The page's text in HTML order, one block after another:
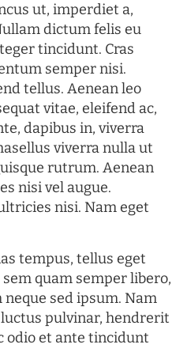
ut, imperdiet a,
dictum felis eu
tincidunt. Cras
semper nisi.
tellus. Aenean leo
vitae, eleifend ac,
dapibus in, viverra
viverra nulla ut
rutrum. Aenean
nisi vel augue.
nisi. Nam eget
tempus, tellus eget
quam semper libero,
sed ipsum. Nam
pulvinar, hendrerit
odio et ante tincidunt